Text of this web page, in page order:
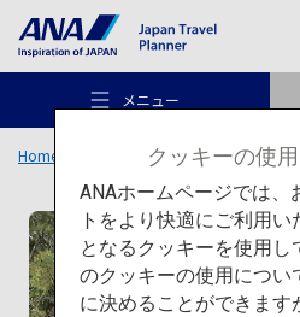
メニュー
おすすめの旅
Home 旅のアイデア 特集 日本の建築
クッキーの使
ANAホームページでは、
トをより快適にご利用
となるクッキーを使用し
のクッキーの使用につい
に決めることができます